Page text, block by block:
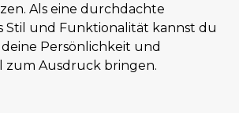
Als eine durchdachte
Stil und Funktionalität kannst du
deine Persönlichkeit und
zum Ausdruck bringen.